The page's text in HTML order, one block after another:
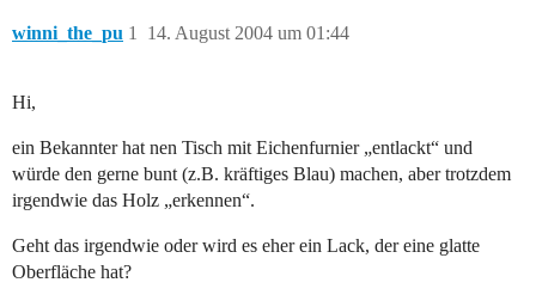
winni_the_pu 14. August 2004 um 01:44
1
Hi,
ein Bekannter hat nen Tisch mit Eichenfurnier „entlackt“ und
würde den gerne bunt (z.B. kräftiges Blau) machen, aber trotzdem
irgendwie das Holz „erkennen“.
Geht das irgendwie oder wird es eher ein Lack, der eine glatte
Oberfläche hat?